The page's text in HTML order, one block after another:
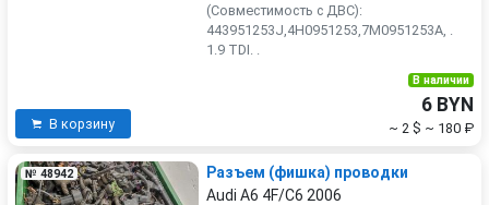
(Совместимость с ДВС):
443951253J,4H0951253,7M0951253A, .
1.9 TDI. .
В корзину
В наличии
6 BYN
~ 2 $ ~ 180 ₽
№ 48942
Разъем (фишка) проводки
Audi A6 4F/C6 2006